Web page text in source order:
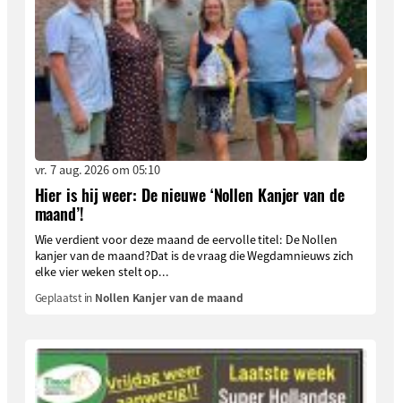
vr. 7 aug. 2026 om 05:10
Hier is hij weer: De nieuwe ‘Nollen Kanjer van de
maand’!
Wie verdient voor deze maand de eervolle titel: De Nollen
kanjer van de maand?Dat is de vraag die Wegdamnieuws zich
elke vier weken stelt op...
Geplaatst in Nollen Kanjer van de maand